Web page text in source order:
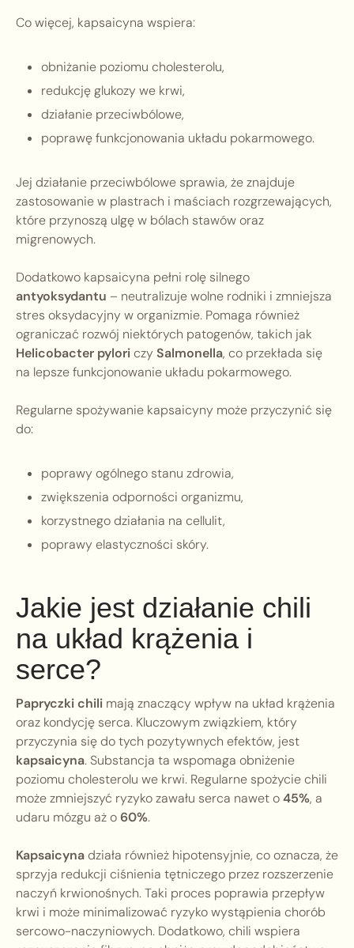
Co więcej, kapsaicyna wspiera:
obniżanie poziomu cholesterolu,
redukcję glukozy we krwi,
działanie przeciwbólowe,
poprawę funkcjonowania układu pokarmowego.
Jej działanie przeciwbólowe sprawia, że znajduje
zastosowanie w plastrach i maściach rozgrzewających,
które przynoszą ulgę w bólach stawów oraz
migrenowych.
Dodatkowo kapsaicyna pełni rolę silnego
antyoksydantu – neutralizuje wolne rodniki i zmniejsza
stres oksydacyjny w organizmie. Pomaga również
ograniczać rozwój niektórych patogenów, takich jak
Helicobacter pyloriczy Salmonella, co przekłada się
na lepsze funkcjonowanie układu pokarmowego.
Regularne spożywanie kapsaicyny może przyczynić się
do:
poprawy ogólnego stanu zdrowia,
zwiększenia odporności organizmu,
korzystnego działania na cellulit,
poprawy elastyczności skóry.
Jakie jest działanie chili
na układ krążenia i
serce?
Papryczki chili mają znaczący wpływ na układ krążenia
oraz kondycję serca. Kluczowym związkiem, który
przyczynia się do tych pozytywnych efektów, jest
kapsaicyna. Substancja ta wspomaga obniżenie
poziomu cholesterolu we krwi. Regularne spożycie chili
może zmniejszyć ryzyko zawału serca nawet o45%, a
udaru mózgu aż o60%.
Kapsaicynadziała również hipotensyjnie, co oznacza, że
sprzyja redukcji ciśnienia tętniczego przez rozszerzenie
naczyń krwionośnych. Taki proces poprawia przepływ
krwi i może minimalizować ryzyko wystąpienia chorób
sercowo-naczyniowych. Dodatkowo, chili wspiera